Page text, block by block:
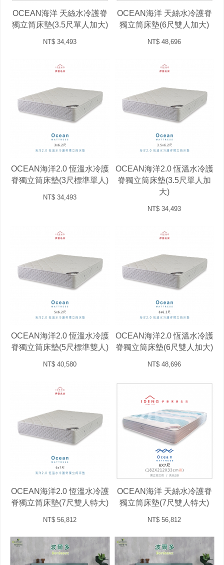
OCEAN海洋 天絲水冷護脊
獨立筒床墊(3.5尺單人加大)
NT$ 34,493
OCEAN海洋 天絲水冷護脊
獨立筒床墊(6尺雙人加大)
NT$ 48,696
OCEAN海洋2.0 恆溫水冷護
脊獨立筒床墊(3尺標準單人)
NT$ 34,493
OCEAN海洋2.0 恆溫水冷護
脊獨立筒床墊(3.5尺單人加
大)
NT$ 34,493
OCEAN海洋2.0 恆溫水冷護
脊獨立筒床墊(5尺標準雙人)
NT$ 40,580
OCEAN海洋2.0 恆溫水冷護
脊獨立筒床墊(6尺雙人加大)
NT$ 48,696
OCEAN海洋2.0 恆溫水冷護
脊獨立筒床墊(7尺雙人特大)
NT$ 56,812
OCEAN海洋 天絲水冷護脊
獨立筒床墊(7尺雙人特大)
NT$ 56,812